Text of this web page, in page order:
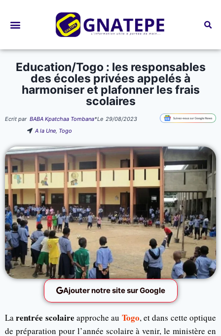
Education/Togo : les responsables
des écoles privées appelés à
harmoniser et plafonner les frais
scolaires
Ecrit par BABA Kpatchaa Tombana*Le 29/08/2023
A la Une, Togo
Ajouter notre site sur Google
Larentrée scolaire approche au Togo, et dans cette optique
de préparation pour l’année scolaire à venir, le ministère en